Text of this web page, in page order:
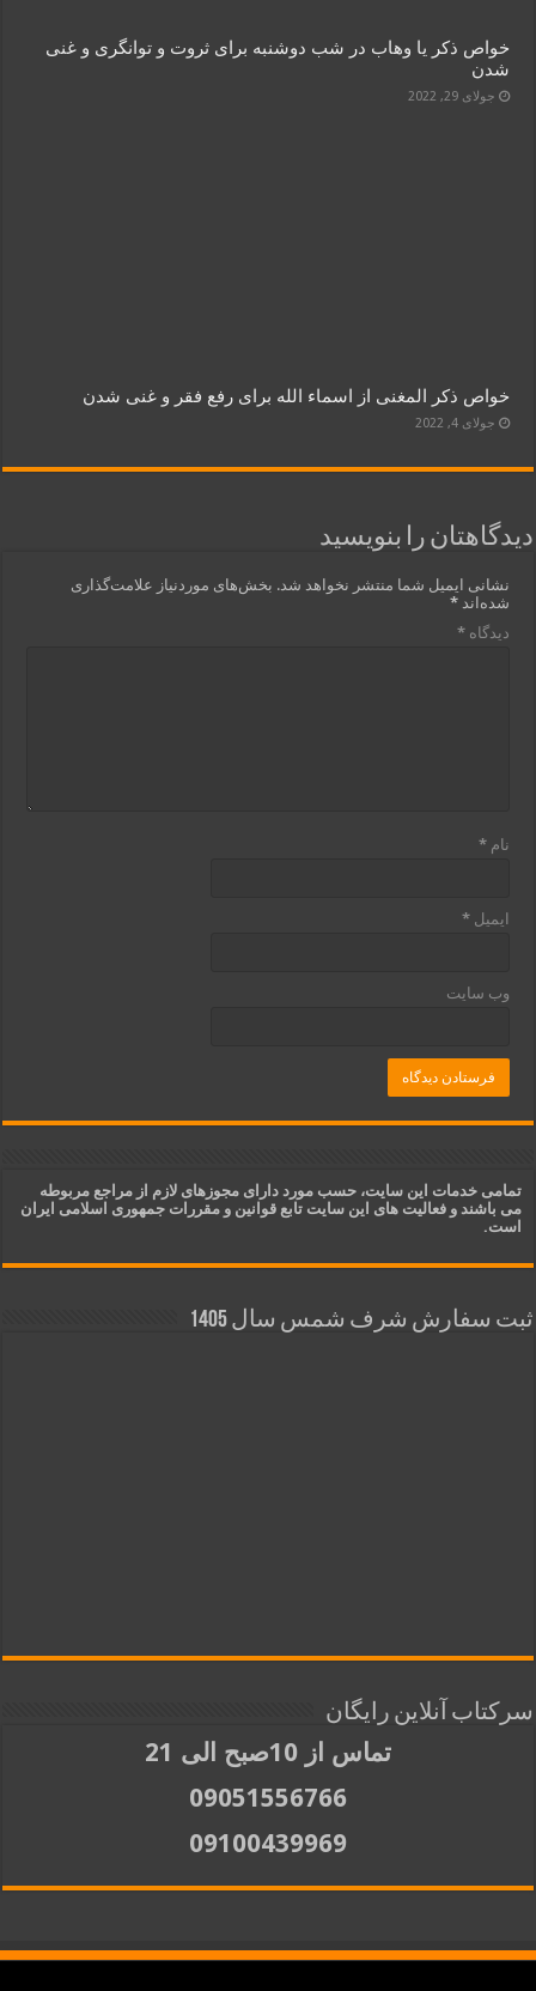
خواص ذکر یا وهاب در شب دوشنبه برای ثروت و توانگری و غنی
شدن
جولای 29, 2022
خواص ذکر المغنی از اسماء الله برای رفع فقر و غنی شدن
جولای 4, 2022
دیدگاهتان را بنویسید
نشانی ایمیل شما منتشر نخواهد شد. بخش‌های موردنیاز علامت‌گذاری
شده‌اند*
دیدگاه*
نام*
ایمیل*
وب‌ سایت
تمامی خدمات این سایت، حسب مورد دارای مجوزهای لازم از مراجع مربوطه
می باشند و فعالیت های این سایت تابع قوانین و مقررات جمهوری اسلامی ایران
است.
ثبت سفارش شرف شمس سال 1405
سرکتاب آنلاین رایگان
تماس از 10صبح الی 21
09051556766
09100439969